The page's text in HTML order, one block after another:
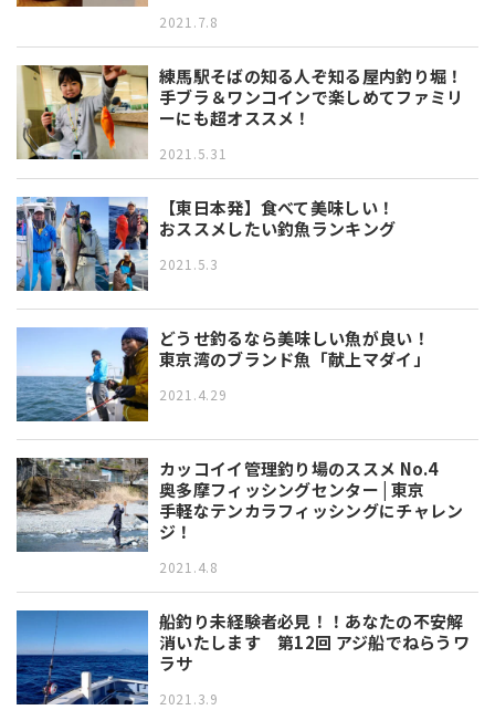
2021.7.8
練馬駅そばの知る人ぞ知る屋内釣り堀！
手ブラ＆ワンコインで楽しめてファミリ
ーにも超オススメ！
2021.5.31
【東日本発】食べて美味しい！
おススメしたい釣魚ランキング
2021.5.3
どうせ釣るなら美味しい魚が良い！
東京湾のブランド魚「献上マダイ」
2021.4.29
カッコイイ管理釣り場のススメ No.4
奥多摩フィッシングセンター | 東京
手軽なテンカラフィッシングにチャレン
ジ！
2021.4.8
船釣り未経験者必見！！あなたの不安解
消いたします 第12回 アジ船でねらうワ
ラサ
2021.3.9